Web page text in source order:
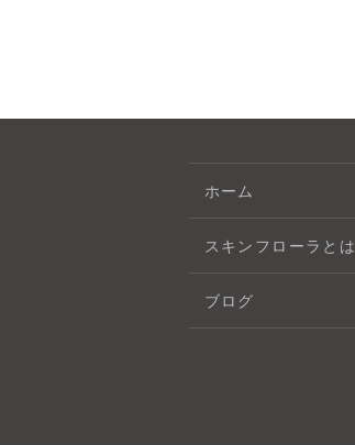
ホーム
スキンフローラとは
ブログ